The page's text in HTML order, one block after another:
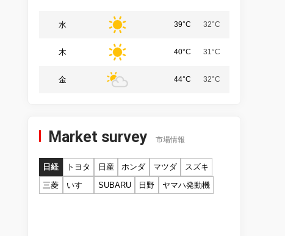
水 39°C 32°C
木 40°C 31°C
金 44°C 32°C
Market survey 市場情報
日経 トヨタ 日産 ホンダ マツダ
スズキ
三菱
いすゞ SUBARU 日野 ヤマハ発動機